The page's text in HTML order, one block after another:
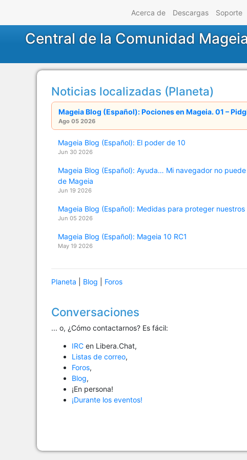
Acerca de Descargas Soporte
Central de la Comunidad
Noticias localizadas (Planeta)
Mageia Blog (Español): Pociones en Mageia. 01 –
Ago 05 2026
Mageia Blog (Español): El poder de 10
Jun 30 2026
Mageia Blog (Español): Ayuda… Mi navegador no
de Mageia
Jun 19 2026
Mageia Blog (Español): Medidas para proteger
Jun 05 2026
Mageia Blog (Español): Mageia 10 RC1
May 19 2026
Planeta Blog Foros
Conversaciones
... o, ¿Cómo contactarnos? Es fácil:
IRC en Libera.Chat,
Listas de correo,
Foros,
Blog,
¡En persona!
¡Durante los eventos!